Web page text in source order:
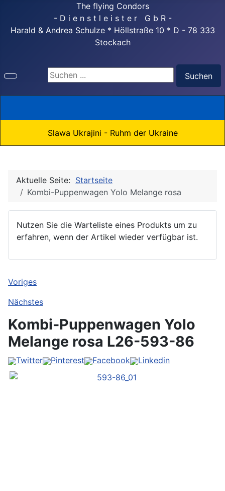
The flying Condors
- D i e n s t l e i s t e r G b R -
Harald & Andrea Schulze * Höllstraße 10 * D - 78 333
Stockach
Suchen ...
Suchen
Slawa Ukrajini - Ruhm der Ukraine
Aktuelle Seite: Startseite
Kombi-Puppenwagen Yolo Melange rosa
Nutzen Sie die Warteliste eines Produkts um zu
erfahren, wenn der Artikel wieder verfügbar ist.
Voriges
Nächstes
Kombi-Puppenwagen Yolo
Melange rosa L26-593-86
Twitter Pinterest Facebook
Linkedin
Vorher
Vorher
Vorher
Vorher
Vorher
Vorher
Vorher